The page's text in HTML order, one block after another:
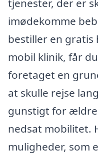
tjenester, der er
imødekomme
bestiller en gratis
mobil klinik, får
foretaget en
at skulle rejse
gunstigt for
nedsat mobilitet.
muligheder, som